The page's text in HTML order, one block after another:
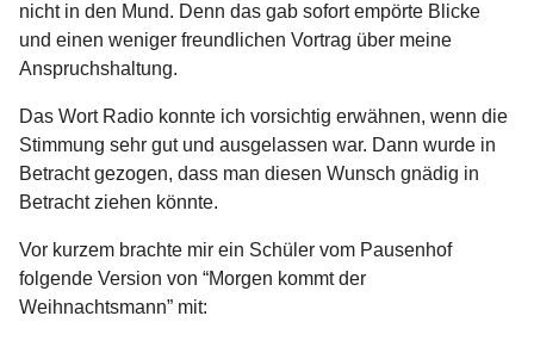
nicht in den Mund. Denn das gab sofort empörte Blicke
und einen weniger freundlichen Vortrag über meine
Anspruchshaltung.
Das Wort Radio konnte ich vorsichtig erwähnen, wenn die
Stimmung sehr gut und ausgelassen war. Dann wurde in
Betracht gezogen, dass man diesen Wunsch gnädig in
Betracht ziehen könnte.
Vor kurzem brachte mir ein Schüler vom Pausenhof
folgende Version von “Morgen kommt der
Weihnachtsmann” mit: